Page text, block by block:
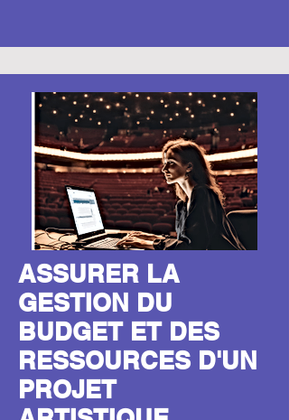
ASSURER LA
GESTION DU
BUDGET ET DES
RESSOURCES D'UN
PROJET